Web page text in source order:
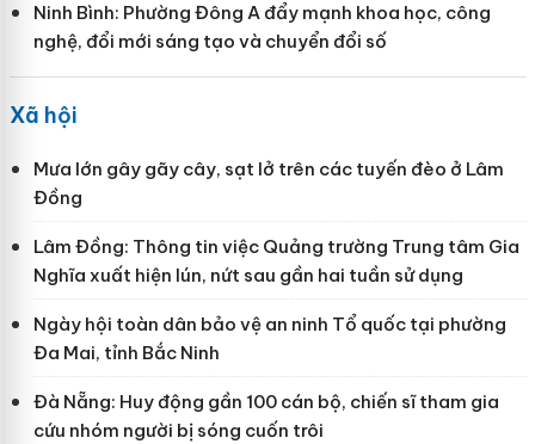
Ninh Bình: Phường Đông A đẩy mạnh khoa học, công
nghệ, đổi mới sáng tạo và chuyển đổi số
Xã hội
Mưa lớn gây gãy cây, sạt lở trên các tuyến đèo ở Lâm
Đồng
Lâm Đồng: Thông tin việc Quảng trường Trung tâm Gia
Nghĩa xuất hiện lún, nứt sau gần hai tuần sử dụng
Ngày hội toàn dân bảo vệ an ninh Tổ quốc tại phường
Đa Mai, tỉnh Bắc Ninh
Đà Nẵng: Huy động gần 100 cán bộ, chiến sĩ tham gia
cứu nhóm người bị sóng cuốn trôi